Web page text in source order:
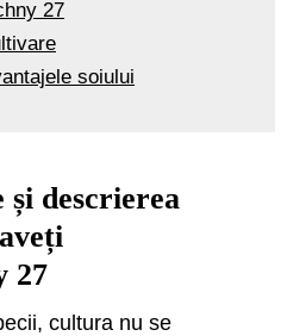
27
soiului
descrierea
27
cultura nu se